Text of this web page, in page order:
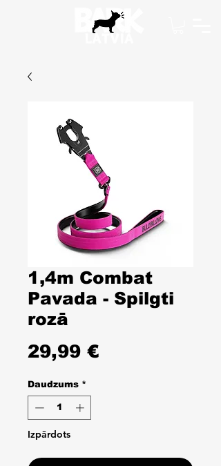
1,4m Combat
Pavada - Spilgti
rozā
29,99 €Cena
Daudzums *
Izpārdots